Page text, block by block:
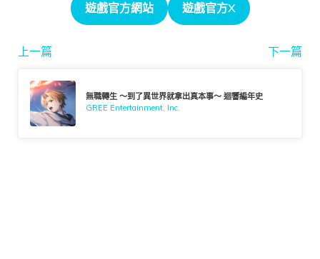
遊戲官方網站 遊戲官方X
上一篇 下一篇
無職轉生 ～到了異世界就拿出真本事～ 迴響編年史
GREE Entertainment, Inc.